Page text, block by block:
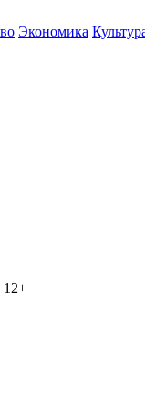
Экономика